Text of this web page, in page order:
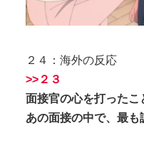
２４：海外の反応
>>２３
面接官の心を打ったこ
あの面接の中で、最も